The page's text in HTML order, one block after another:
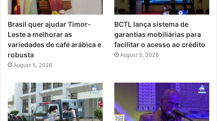
Brasil quer ajudar Timor-
Leste a melhorar as
variedades de café arábica e
robusta
August 5, 2026
BCTL lança sistema de
garantias mobiliárias para
facilitar o acesso ao crédito
August 5, 2026